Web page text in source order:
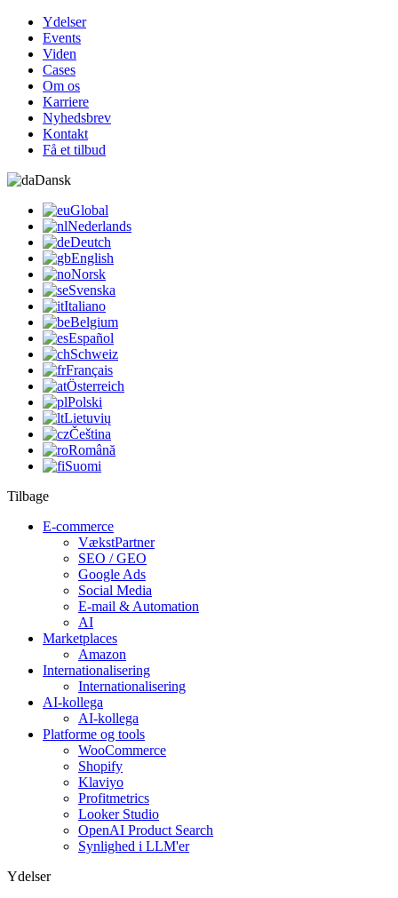
Ydelser
Events
Viden
Cases
Om os
Karriere
Nyhedsbrev
Kontakt
Få et tilbud
Dansk
Global
Nederlands
Deutch
English
Norsk
Svenska
Italiano
Belgium
Español
Schweiz
Français
Österreich
Polski
Lietuvių
Čeština
Română
Suomi
Tilbage
E-commerce
VækstPartner
SEO / GEO
Google Ads
Social Media
E-mail & Automation
AI
Marketplaces
Amazon
Internationalisering
Internationalisering
AI-kollega
AI-kollega
Platforme og tools
WooCommerce
Shopify
Klaviyo
Profitmetrics
Looker Studio
OpenAI Product Search
Synlighed i LLM'er
Ydelser